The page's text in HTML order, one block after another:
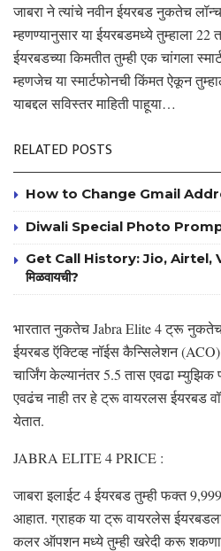
जाबरा ने त्यांचे नवीन ईयरबड नुकतेच
म्हणण्यानुसार या ईयरबडमध्ये तुम्हाला 22
ईयरबडच्या किमतीत तुम्ही एक चांगला
म्हणजेच या स्मार्टफोनची किंमत ऐकून
याबद्दल सविस्तर माहिती पाहूया…
RELATED POSTS
How to Change Gmail
Diwali Special Photo
Get Call History: Jio, Airtel, Vi
मिळवायची?
भारतात नुकतेच Jabra Elite 4 ट्रू
ईयरबड ऍक्टिव्ह नॉईस कैन्सिलेशन
चार्जिंग केल्यानंतर 5.5 तास एवढा
एवढंच नाही तर हे ट्रू वायरलस ईयरबड
येतात.
JABRA ELITE 4 PRICE :
जाबरा इलाईट 4 ईयरबड तुम्ही फक्त
आहात. ग्राहक या ट्रू वायरलेस
कलर ऑपशन मध्ये तुम्ही खरेदी करू